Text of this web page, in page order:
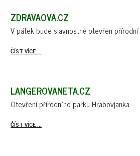
ZDRAVAOVA.CZ
V pátek bude slavnostně otevřen přírodní
ČÍST VÍCE ...
LANGEROVANETA.CZ
Otevření přírodního parku Hrabovjanka
ČÍST VÍCE ...